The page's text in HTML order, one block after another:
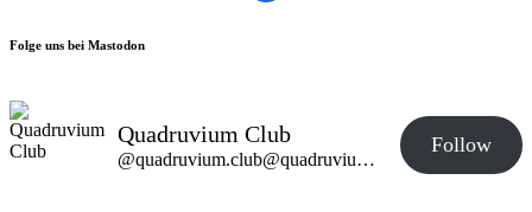
Folge uns bei Mastodon
Quadruvium Club
@quadruvium.club@quadruvium.club
Follow